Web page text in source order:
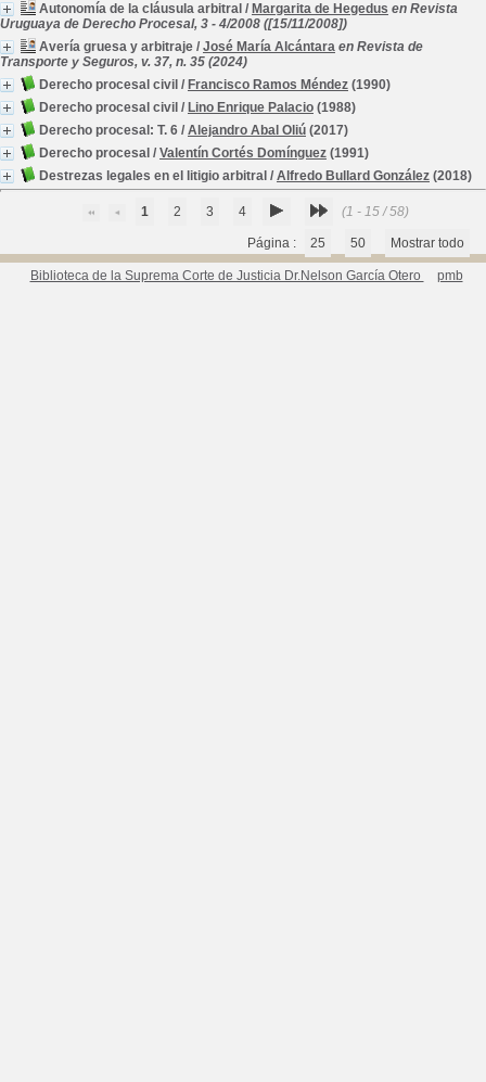
Autonomía de la cláusula arbitral / Margarita de Hegedus en Revista
Uruguaya de Derecho Procesal, 3 - 4/2008 ([15/11/2008])
Avería gruesa y arbitraje / José María Alcántara en Revista de
Transporte y Seguros, v. 37, n. 35 (2024)
Derecho procesal civil / Francisco Ramos Méndez (1990)
Derecho procesal civil / Lino Enrique Palacio (1988)
Derecho procesal: T. 6 / Alejandro Abal Oliú (2017)
Derecho procesal / Valentín Cortés Domínguez (1991)
Destrezas legales en el litigio arbitral / Alfredo Bullard González (2018)
1 2 3 4 (1 - 15 / 58)
Página : 25 50 Mostrar todo
Biblioteca de la Suprema Corte de Justicia Dr.Nelson García Otero pmb